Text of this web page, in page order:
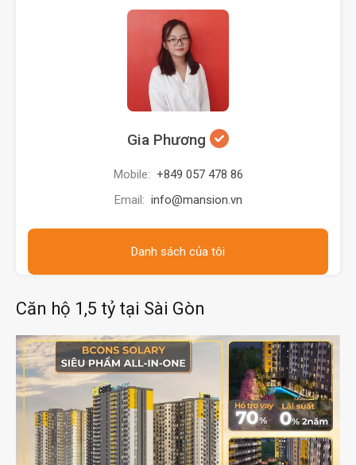
Gia Phương
Mobile: +849 057 478 86
Email: info@mansion.vn
Danh sách của tôi
Căn hộ 1,5 tỷ tại Sài Gòn